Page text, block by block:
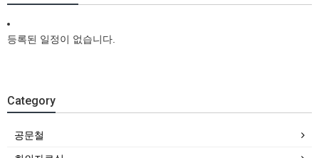
등록된 일정이 없습니다.
Category
공문철